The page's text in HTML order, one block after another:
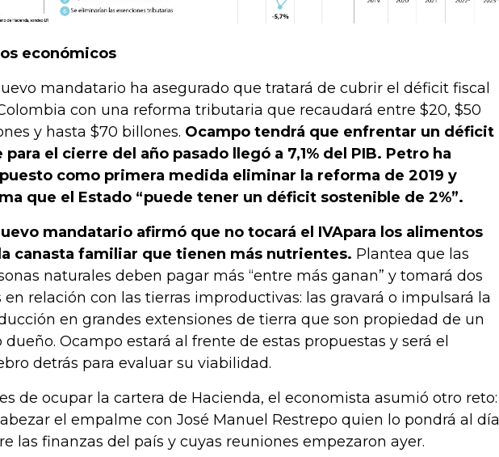
económicos
mandatario ha asegurado que tratará de cubrir el déficit fiscal
con una reforma tributaria que recaudará entre $20, $50
y hasta $70 billones. Ocampo tendrá que enfrentar un déficit
para el cierre del año pasado llegó a 7,1% del PIB. Petro ha
como primera medida eliminar la reforma de 2019 y
que el Estado “puede tener un déficit sostenible de 2%”.
mandatario afirmó que no tocará el IVApara los alimentos
canasta familiar que tienen más nutrientes. Plantea que las
naturales deben pagar más “entre más ganan” y tomará dos
en relación con las tierras improductivas: las gravará o impulsará la
en grandes extensiones de tierra que son propiedad de un
dueño. Ocampo estará al frente de estas propuestas y será el
detrás para evaluar su viabilidad.
de ocupar la cartera de Hacienda, el economista asumió otro reto:
el empalme con José Manuel Restrepo quien lo pondrá al día
las finanzas del país y cuyas reuniones empezaron ayer.